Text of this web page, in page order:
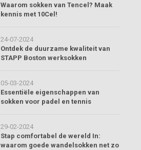
Waarom sokken van Tencel? Maak
kennis met 10Cel!
24-07-2024
Ontdek de duurzame kwaliteit van
STAPP Boston werksokken
05-03-2024
Essentiële eigenschappen van
sokken voor padel en tennis
29-02-2024
Stap comfortabel de wereld In:
waarom goede wandelsokken net zo